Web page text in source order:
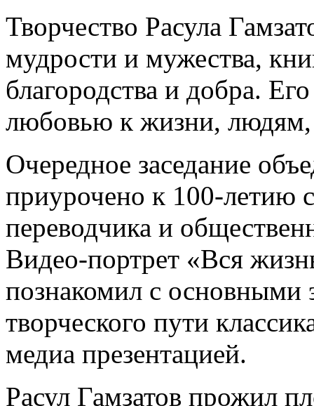
Творчество Расула
мудрости и мужества,
благородства и добра.
любовью к жизни, людям,
Очередное заседание
приурочено к 100-летию
переводчика и
Видео-портрет «Вся
познакомил с основными
творческого пути
медиа презентацией.
Расул Гамзатов прожил